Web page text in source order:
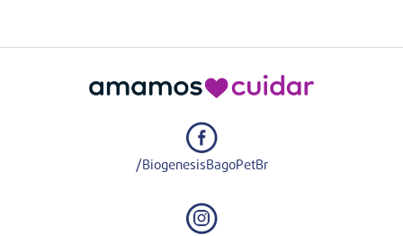
/BiogenesisBagoPetBr